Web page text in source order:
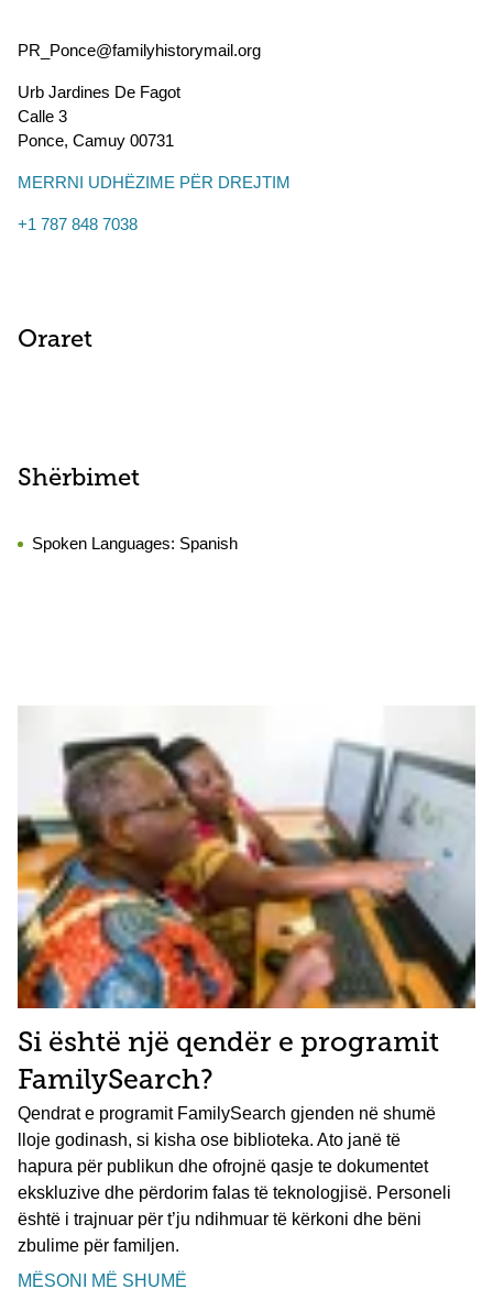
PR_Ponce@familyhistorymail.org
Urb Jardines De Fagot
Calle 3
Ponce, Camuy 00731
MERRNI UDHËZIME PËR DREJTIM
+1 787 848 7038
Oraret
Shërbimet
Spoken Languages: Spanish
Si është një qendër e programit
FamilySearch?
Qendrat e programit FamilySearch gjenden në shumë
lloje godinash, si kisha ose biblioteka. Ato janë të
hapura për publikun dhe ofrojnë qasje te dokumentet
ekskluzive dhe përdorim falas të teknologjisë. Personeli
është i trajnuar për t’ju ndihmuar të kërkoni dhe bëni
zbulime për familjen.
MËSONI MË SHUMË